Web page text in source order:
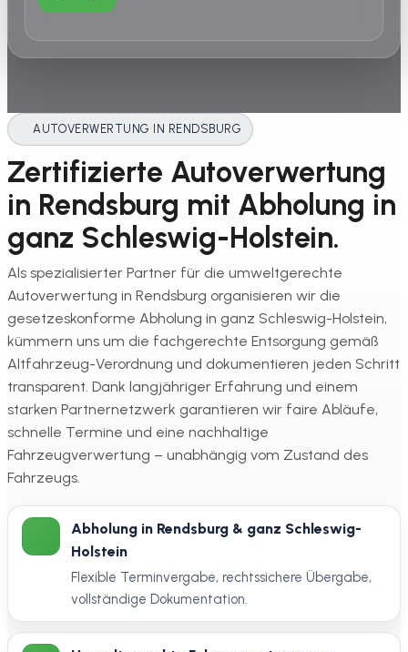
AUTOVERWERTUNG IN RENDSBURG
Zertifizierte Autoverwertung
in Rendsburg mit Abholung in
ganz Schleswig-Holstein.
Als spezialisierter Partner für die umweltgerechte
Autoverwertung in Rendsburg organisieren wir die
gesetzeskonforme Abholung in ganz Schleswig-Holstein,
kümmern uns um die fachgerechte Entsorgung gemäß
Altfahrzeug-Verordnung und dokumentieren jeden Schritt
transparent. Dank langjähriger Erfahrung und einem
starken Partnernetzwerk garantieren wir faire Abläufe,
schnelle Termine und eine nachhaltige
Fahrzeugverwertung – unabhängig vom Zustand des
Fahrzeugs.
Abholung in Rendsburg & ganz Schleswig-
Holstein
Flexible Terminvergabe, rechtssichere Übergabe,
vollständige Dokumentation.